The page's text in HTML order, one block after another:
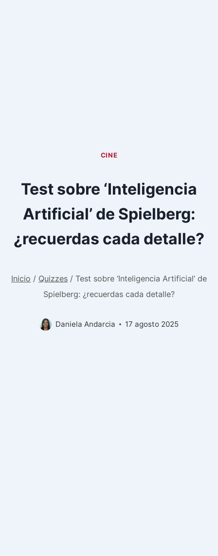
CINE
Test sobre ‘Inteligencia
Artificial’ de Spielberg:
¿recuerdas cada detalle?
Inicio / Quizzes / Test sobre ‘Inteligencia Artificial’ de
Spielberg: ¿recuerdas cada detalle?
Daniela Andarcia 17 agosto 2025